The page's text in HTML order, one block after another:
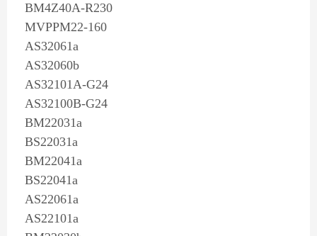
BM4Z40A-R230
MVPPM22-160
AS32061a
AS32060b
AS32101A-G24
AS32100B-G24
BM22031a
BS22031a
BM22041a
BS22041a
AS22061a
AS22101a